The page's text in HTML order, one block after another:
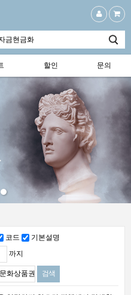
할인 문의
코드
기본설명
까지